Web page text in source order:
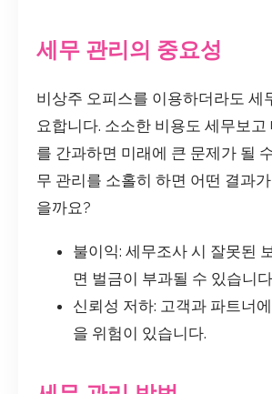
세무 관리의 중요성
비상주 오피스를 이용하더라도 세
요합니다. 소소한 비용도 세무보고
를 간과하면 미래에 큰 문제가 될
무 관리를 소홀히 하면 어떤 결과
을까요?
불이익: 세무조사 시 잘못된
면 벌금이 부과될 수 있습니
신뢰성 저하: 고객과 파트너
을 위험이 있습니다.